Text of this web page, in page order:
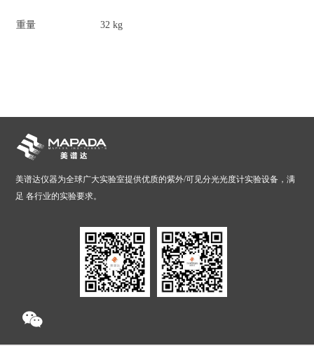
重量 32 kg
美谱达仪器为全球广大实验室提供优质的紫外/可见分光光度计实验设备，满
足 各行业的实验要求。